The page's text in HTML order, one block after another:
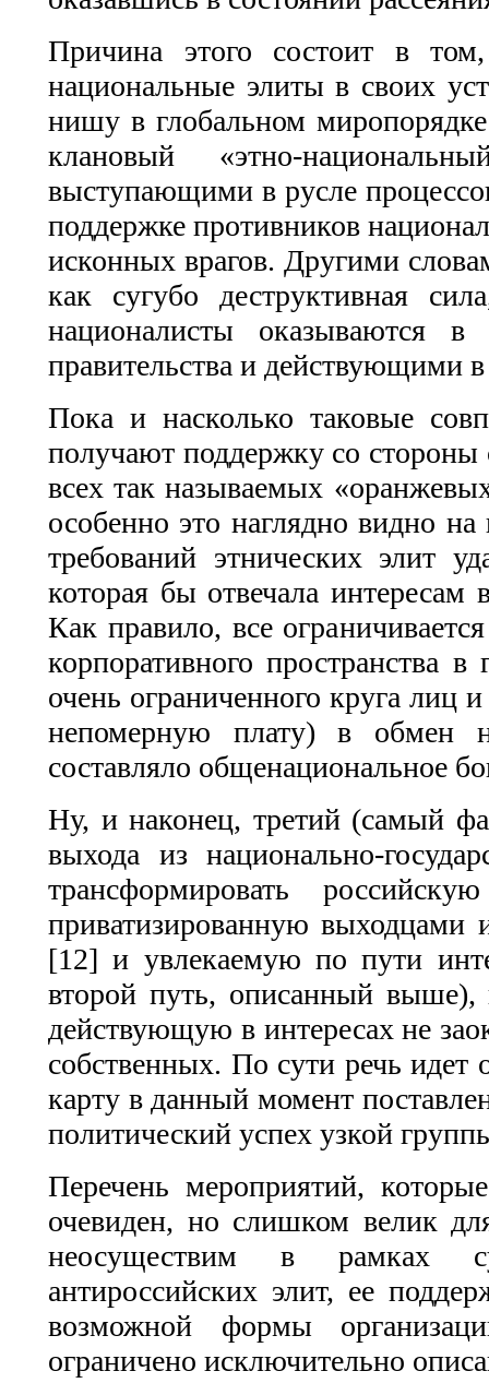
Причина этого состоит в
национальные элиты в своих
нишу в глобальном
клановый «этно-
выступающими в русле
поддержке противников
исконных врагов. Другими
как сугубо деструктивная
националисты оказываются
правительства и действующими
Пока и насколько таковые
получают поддержку со стороны
всех так называемых
особенно это наглядно видно
требований этнических элит
которая бы отвечала интересам
Как правило, все
корпоративного пространства
очень ограниченного круга лиц
непомерную плату) в обмен
составляло общенациональное
Ну, и наконец, третий (самый
выхода из национально-
трансформировать
приватизированную выходцами
[12] и увлекаемую по пути
второй путь, описанный выше),
действующую в интересах не
собственных. По сути речь
карту в данный момент
политический успех узкой
Перечень мероприятий,
очевиден, но слишком велик
неосуществим в рамках
антироссийских элит, ее
возможной формы
ограничено исключительно